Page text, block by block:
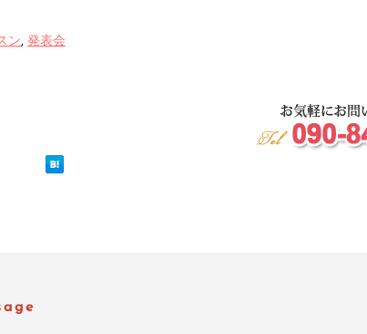
ン, 発表会